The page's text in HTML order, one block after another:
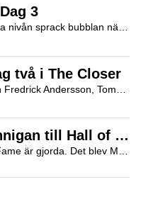
3
I natt strax före slutet på sista nivån sprack bubblan när Ryan Pochedly åkte ut och de som återstår är garanterade $15,000. Vi tappade tyvärr 6 av 10 svenskar innan pengarna bl a vår egen bloggare Per Hildebrandt. Har du…
två i The Closer
Eskandani och Hennigan till Hall of Fame
Årets inval till Poker Hall of Fame är gjorda. Det blev Mori Eskandani och John Hennigan som får plats som nummer 55 och 56 i det namnkunniga sällskapet.